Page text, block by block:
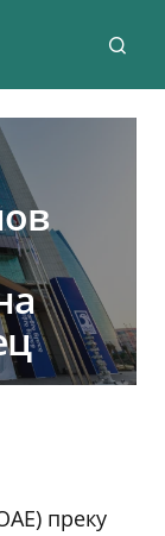
преку